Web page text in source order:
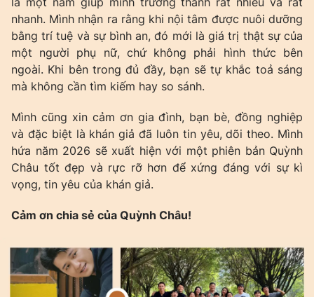
nhanh. Mình nhận ra rằng khi nội tâm được nuôi dưỡng
bằng trí tuệ và sự bình an, đó mới là giá trị thật sự của
một người phụ nữ, chứ không phải hình thức bên
ngoài. Khi bên trong đủ đầy, bạn sẽ tự khắc toả sáng
mà không cần tìm kiếm hay so sánh.
Mình cũng xin cảm ơn gia đình, bạn bè, đồng nghiệp
và đặc biệt là khán giả đã luôn tin yêu, dõi theo. Mình
hứa năm 2026 sẽ xuất hiện với một phiên bản Quỳnh
Châu tốt đẹp và rực rỡ hơn để xứng đáng với sự kì
vọng, tin yêu của khán giả.
Cảm ơn chia sẻ của Quỳnh Châu!